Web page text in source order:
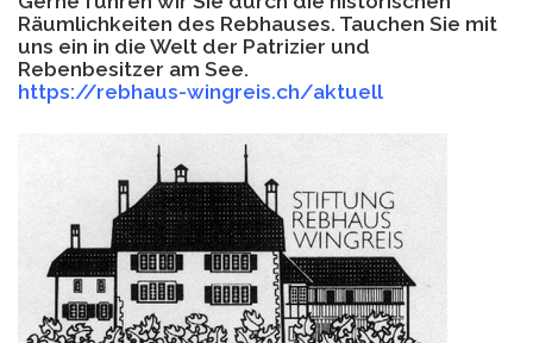
Räumlichkeiten des Rebhauses. Tauchen Sie mit
uns ein in die Welt der Patrizier und
Rebenbesitzer am See.
https://rebhaus-wingreis.ch/aktuell